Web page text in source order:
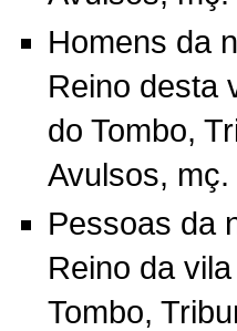
Homens da
Reino desta
do Tombo,
Avulsos, mç.
Pessoas da
Reino da
Tombo,